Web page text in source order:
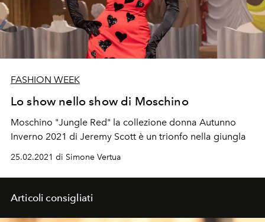
FASHION WEEK
Lo show nello show di Moschino
Moschino "Jungle Red" la collezione donna Autunno
Inverno 2021 di Jeremy Scott è un trionfo nella giungla
25.02.2021 di Simone Vertua
Articoli consigliati